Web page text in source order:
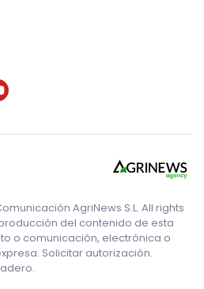
AgriNews S.L. All rights
del contenido de esta
o comunicación, electrónica o
Solicitar autorización.